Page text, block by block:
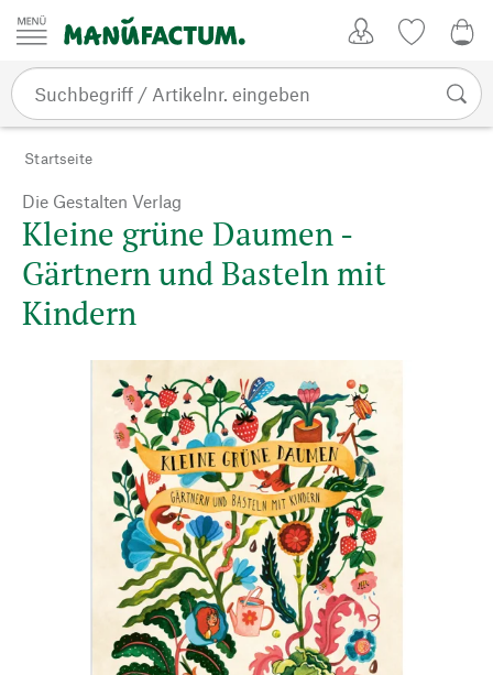
Zum Inhalt springen
Startseite
Die Gestalten Verlag
Kleine grüne Daumen -
Gärtnern und Basteln mit
Kindern